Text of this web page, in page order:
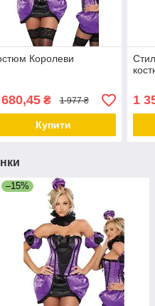
Королеви
₴ 1 977 ₴
Купити
1
–15%